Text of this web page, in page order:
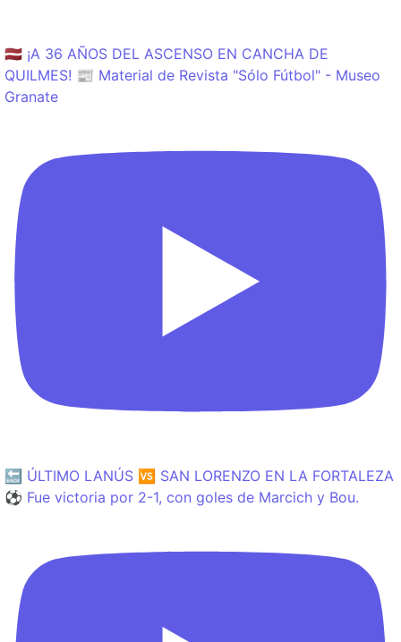
🇱🇻 ¡A 36 AÑOS DEL ASCENSO EN CANCHA DE
QUILMES! 📰 Material de Revista "Sólo Fútbol" - Museo
Granate
🔙 ÚLTIMO LANÚS 🆚 SAN LORENZO EN LA FORTALEZA
⚽️ Fue victoria por 2-1, con goles de Marcich y Bou.